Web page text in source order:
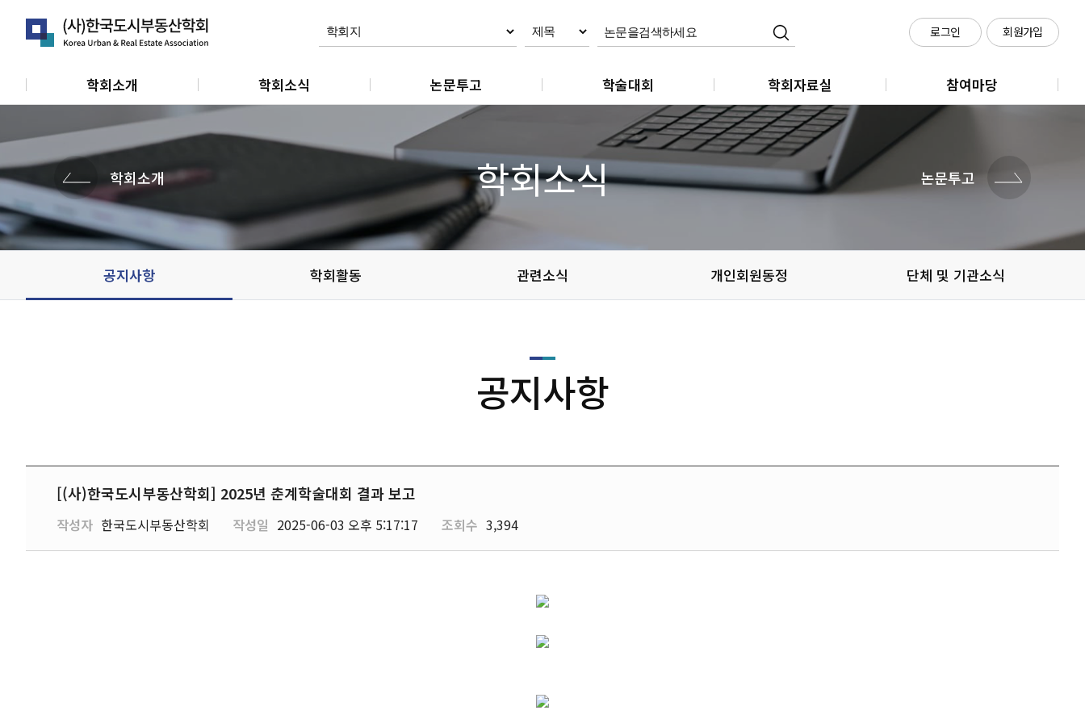
로그인 회원가입
학회소개
인사말
연혁
정관
조직 및 임원
학회소식
공지사항
개인회원동정
단체 및 기관소식
논문투고
논문 작성지침
논문 편집규정
논문 윤리규정
학술대회
춘계학술대회
추계학술대회
학회자료실
학회지
학술대회
메타시티포럼
참여마당
학회소개 학회소식 논문투고
공지사항 학회활동 관련소식 개인회원동정 단체 및 기관소식
공지사항
[(사)한국도시부동산학회] 2025년 춘계학술대회 결과 보고
작성자 한국도시부동산학회 작성일 2025-06-03 오후 5:17:17 조회수 3,394